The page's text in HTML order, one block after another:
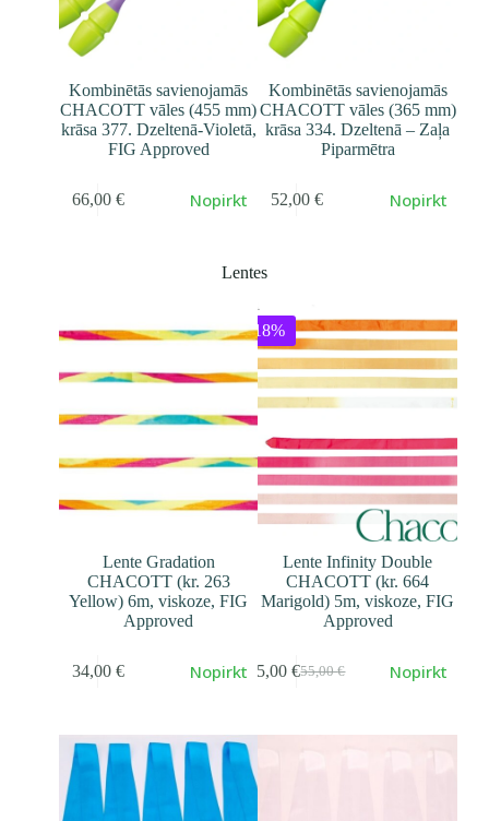
Kombinētās savienojamās
CHACOTT vāles (455 mm)
krāsa 377. Dzeltenā-Violetā,
FIG Approved
66,00 € Nopirkt
Kombinētās savienojamās
CHACOTT vāles (365 mm)
krāsa 334. Dzeltenā – Zaļa
Piparmētra
52,00 € Nopirkt
Lentes
Lente Gradation
CHACOTT (kr. 263
Yellow) 6m, viskoze, FIG
Approved
34,00 € Nopirkt
-18%
Lente Infinity Double
CHACOTT (kr. 664
Marigold) 5m, viskoze, FIG
Approved
55,00€
Первоначальная
55,00 €.
45,00€Текущая
Nopirkt